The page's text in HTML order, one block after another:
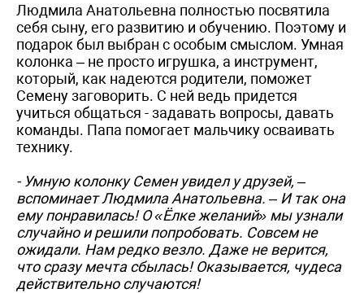
Людмила Анатольевна полностью посвятила
себя сыну, его развитию и обучению. Поэтому и
подарок был выбран с особым смыслом. Умная
колонка – не просто игрушка, а инструмент,
который, как надеются родители, поможет
Семену заговорить. С ней ведь придется
учиться общаться - задавать вопросы, давать
команды. Папа помогает мальчику осваивать
технику.
- Умную колонку Семен увидел у друзей, –
вспоминает Людмила Анатольевна. – И так она
ему понравилась! О «Ёлке желаний» мы узнали
случайно и решили попробовать. Совсем не
ожидали. Нам редко везло. Даже не верится,
что сразу мечта сбылась! Оказывается, чудеса
действительно случаются!